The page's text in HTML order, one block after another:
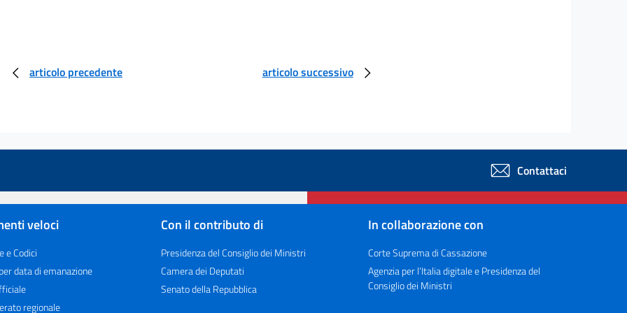
articolo precedente articolo successivo
Contattaci
veloci
e Codici
data di emanazione
regionale
Con il contributo di
Presidenza del Consiglio dei Ministri
Camera dei Deputati
Senato della Repubblica
In collaborazione con
Corte Suprema di Cassazione
Agenzia per l’Italia digitale e Presidenza del
Consiglio dei Ministri